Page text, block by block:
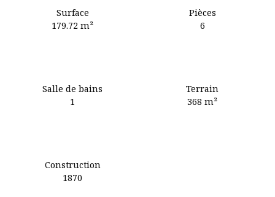
Surface
179.72m²
Pièces
6
Salle de bains
1
Terrain
368m²
Construction
1870